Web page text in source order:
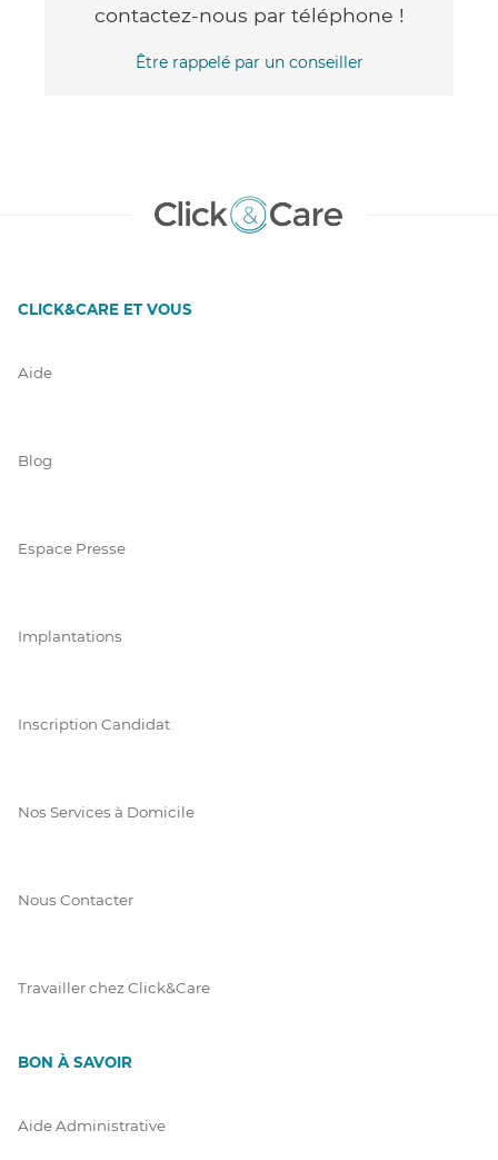
contactez-nous par téléphone !
Être rappelé par un conseiller
CLICK&CARE ET VOUS
Aide
Blog
Espace Presse
Implantations
Inscription Candidat
Nos Services à Domicile
Nous Contacter
Travailler chez Click&Care
BON À SAVOIR
Aide Administrative